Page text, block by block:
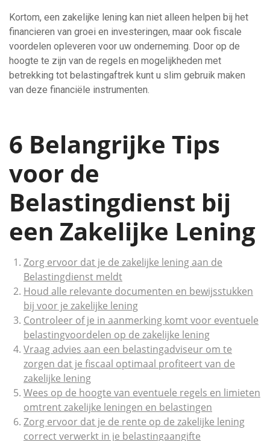
Kortom, een zakelijke lening kan niet alleen helpen bij het
financieren van groei en investeringen, maar ook fiscale
voordelen opleveren voor uw onderneming. Door op de
hoogte te zijn van de regels en mogelijkheden met
betrekking tot belastingaftrek kunt u slim gebruik maken
van deze financiële instrumenten.
6 Belangrijke Tips
voor de
Belastingdienst bij
een Zakelijke Lening
Zorg ervoor dat je de zakelijke lening aan de
Belastingdienst meldt
Houd alle relevante documenten en bewijsstukken
bij voor je zakelijke lening
Controleer of je in aanmerking komt voor eventuele
belastingvoordelen op de zakelijke lening
Vraag advies aan een belastingadviseur om te
zorgen dat je fiscaal optimaal profiteert van de
zakelijke lening
Wees op de hoogte van eventuele regels en limieten
omtrent zakelijke leningen en belastingen
Zorg ervoor dat je de rente op de zakelijke lening
correct verwerkt in je belastingaangifte